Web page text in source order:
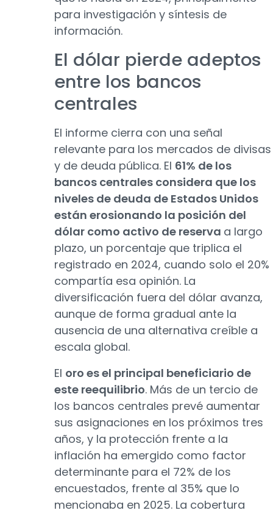
para investigación y síntesis de
información.
El dólar pierde adeptos
entre los bancos
centrales
El informe cierra con una señal
relevante para los mercados de divisas
y de deuda pública. El 61% de los
bancos centrales considera que los
niveles de deuda de Estados Unidos
están erosionando la posición del
dólar como activo de reserva a largo
plazo, un porcentaje que triplica el
registrado en 2024, cuando solo el 20%
compartía esa opinión. La
diversificación fuera del dólar avanza,
aunque de forma gradual ante la
ausencia de una alternativa creíble a
escala global.
El oro es el principal beneficiario de
este reequilibrio. Más de un tercio de
los bancos centrales prevé aumentar
sus asignaciones en los próximos tres
años, y la protección frente a la
inflación ha emergido como factor
determinante para el 72% de los
encuestados, frente al 35% que lo
mencionaba en 2025. La cobertura